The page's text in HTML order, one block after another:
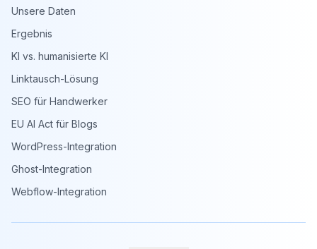
Unsere Daten
Ergebnis
KI vs. humanisierte KI
Linktausch-Lösung
SEO für Handwerker
EU AI Act für Blogs
WordPress-Integration
Ghost-Integration
Webflow-Integration